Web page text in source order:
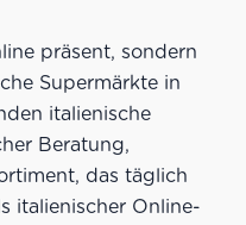
präsent, sondern
Supermärkte in
italienische
Beratung,
das täglich
italienischer Online-